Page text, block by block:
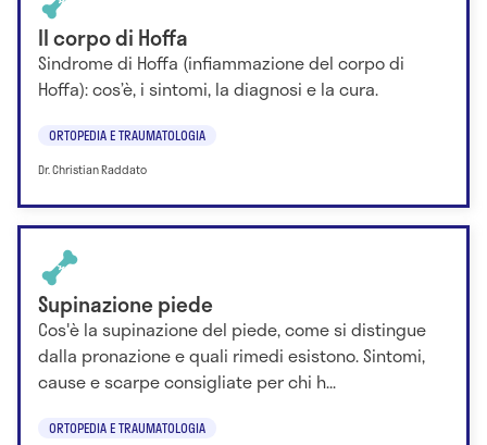
Il corpo di Hoffa
Sindrome di Hoffa (infiammazione del corpo di
Hoffa): cos’è, i sintomi, la diagnosi e la cura.
ORTOPEDIA E TRAUMATOLOGIA
Dr. Christian Raddato
Supinazione piede
Cos'è la supinazione del piede, come si distingue
dalla pronazione e quali rimedi esistono. Sintomi,
cause e scarpe consigliate per chi h...
ORTOPEDIA E TRAUMATOLOGIA